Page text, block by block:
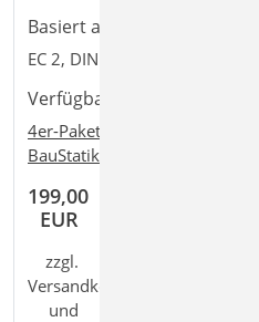
Basiert auf den Normen:
EC 2, DIN EN 1992-1-1:2011-01
Verfügbar in den Paketen:
4er-Paket
BauStatik comfort
199,00
EUR
zzgl.
Versandkosten
und